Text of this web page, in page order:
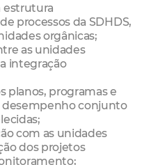
estrutura
processos da SDHDS,
orgânicas;
as unidades
integração
planos, programas e
desempenho conjunto
com as unidades
dos projetos